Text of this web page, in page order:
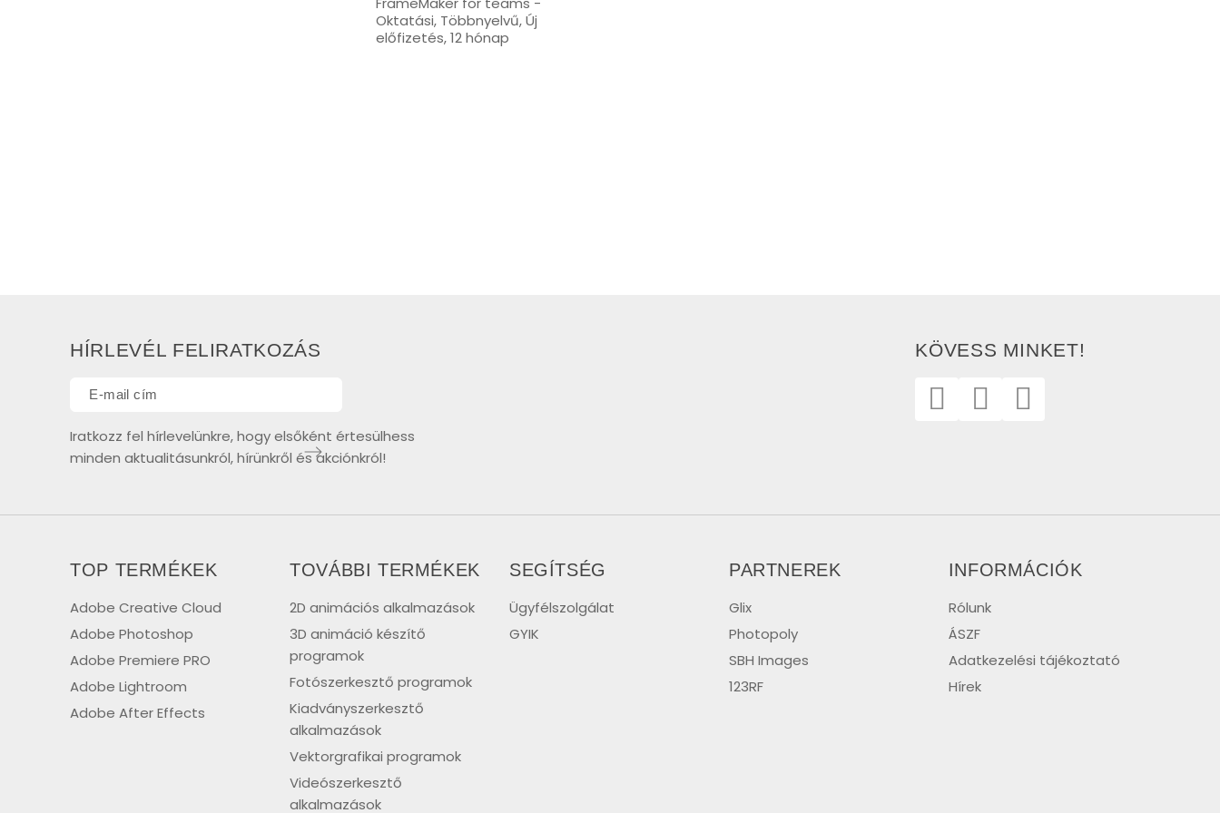
Oktatási, Többnyelvű, Új
előfizetés, 12 hónap
HÍRLEVÉL FELIRATKOZÁS
Iratkozz fel hírlevelünkre, hogy elsőként értesülhess
minden aktualitásunkról, hírünkről és akciónkról!
KÖVESS MINKET!
TOP TERMÉKEK
Adobe Creative Cloud
Adobe Photoshop
Adobe Premiere PRO
Adobe Lightroom
Adobe After Effects
TOVÁBBI TERMÉKEK
2D animációs alkalmazások
3D animáció készítő
programok
Fotószerkesztő programok
Kiadványszerkesztő
alkalmazások
Vektorgrafikai programok
Videószerkesztő
alkalmazások
SEGÍTSÉG
Ügyfélszolgálat
GYIK
PARTNEREK
Glix
Photopoly
SBH Images
123RF
INFORMÁCIÓK
Rólunk
ÁSZF
Adatkezelési tájékoztató
Hírek